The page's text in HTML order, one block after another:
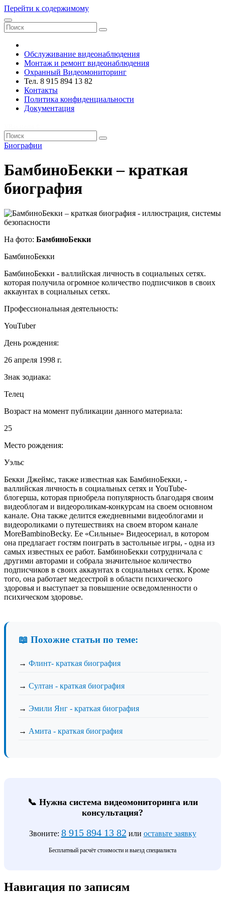
Перейти к содержимому
Обслуживание видеонаблюдения
Монтаж и ремонт видеонаблюдения
Охранный Видеомониторинг
Тел. 8 915 894 13 82
Контакты
Политика конфиденциальности
Документация
Биографии
БамбиноБекки – краткая
биография
На фото: БамбиноБекки
БамбиноБекки
БамбиноБекки - валлийская личность в социальных сетях.
которая получила огромное количество подписчиков в своих
аккаунтах в социальных сетях.
Профессиональная деятельность:
YouTuber
День рождения:
26 апреля 1998 г.
Знак зодиака:
Телец
Возраст на момент публикации данного материала:
25
Место рождения:
Уэльс
Бекки Джеймс, также известная как БамбиноБекки, -
валлийская личность в социальных сетях и YouTube-
блогерша, которая приобрела популярность благодаря своим
видеоблогам и видеороликам-конкурсам на своем основном
канале. Она также делится ежедневными видеоблогами и
видеороликами о путешествиях на своем втором канале
MoreBambinoBecky. Ее «Сильные» Видеосериал, в котором
она предлагает гостям поиграть в застольные игры, - одна из
самых известных ее работ. БамбиноБекки сотрудничала с
другими авторами и собрала значительное количество
подписчиков в своих аккаунтах в социальных сетях. Кроме
того, она работает медсестрой в области психического
здоровья и выступает за повышение осведомленности о
психическом здоровье.
📖 Похожие статьи по теме:
→ Флинт- краткая биография
→ Султан - краткая биография
→ Эмили Янг - краткая биография
→ Амита - краткая биография
📞 Нужна система видеомониторинга или
консультация?
Звоните: 8 915 894 13 82 или оставьте заявку
Бесплатный расчёт стоимости и выезд специалиста
Навигация по записям